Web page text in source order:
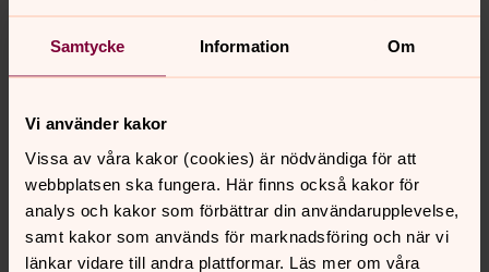
Samtycke Information Om
Vi använder kakor
Vissa av våra kakor (cookies) är nödvändiga för att
webbplatsen ska fungera. Här finns också kakor för
analys och kakor som förbättrar din användarupplevelse,
samt kakor som används för marknadsföring och när vi
länkar vidare till andra plattformar. Läs mer om våra
Senast ändrad 14 januari 2026
Synpunkter eller frågor på sidans
innehåll?